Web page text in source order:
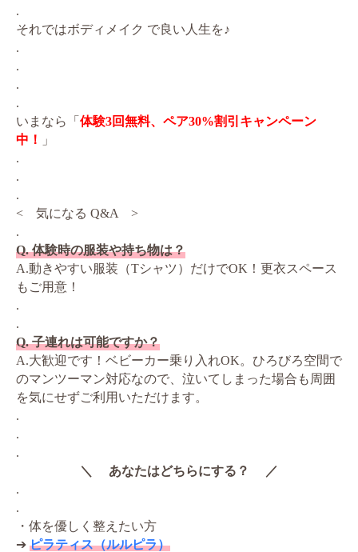
.
それではボディメイク で良い人生を♪
.
.
.
.
いまなら「 体験3回無料、ペア30%割引キャンペーン
中！
」
.
.
.
< 気になる Q&A >
.
Q. 体験時の服装や持ち物は？
A.動きやすい服装（Tシャツ）だけでOK！更衣スペース
もご用意！
.
.
Q. 子連れは可能ですか？
A.大歓迎です！ベビーカー乗り入れOK。ひろびろ空間で
のマンツーマン対応なので、泣いてしまった場合も周囲
を気にせずご利用いただけます。
.
.
.
＼ あなたはどちらにする？ ／
.
.
・体を優しく整えたい方
➔ ピラティス（ルルピラ）